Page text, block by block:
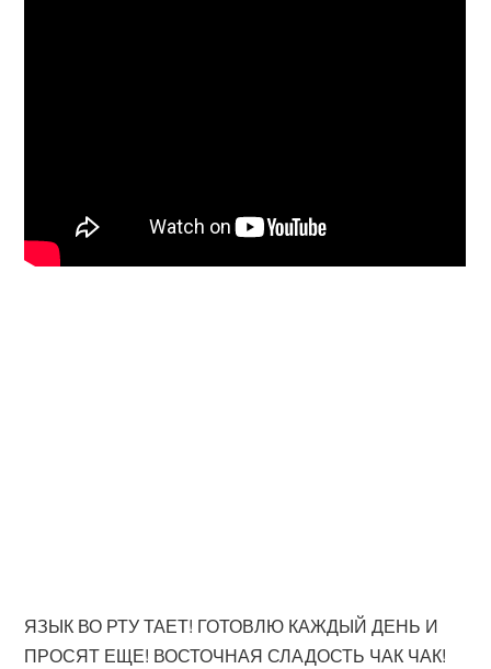
ЯЗЫК ВО РТУ ТАЕТ! ГОТОВЛЮ КАЖДЫЙ ДЕНЬ И
ПРОСЯТ ЕЩЕ! ВОСТОЧНАЯ СЛАДОСТЬ ЧАК ЧАК!